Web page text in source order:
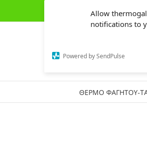
Allow
notifications to
Powered by SendPulse
content
(+30) 2441303162 |
ΘΕΡΜΟ ΦΑΓΗΤΟΥ-